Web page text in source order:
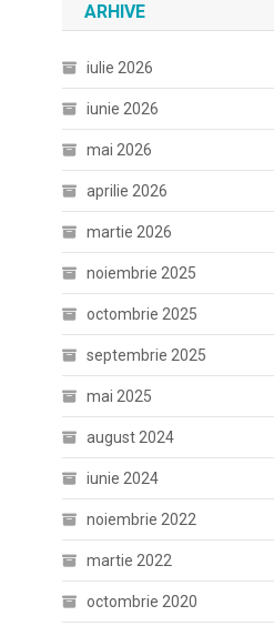
ARHIVE
iulie 2026
iunie 2026
mai 2026
aprilie 2026
martie 2026
noiembrie 2025
octombrie 2025
septembrie 2025
mai 2025
august 2024
iunie 2024
noiembrie 2022
martie 2022
octombrie 2020